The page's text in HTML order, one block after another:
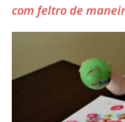
com feltro de